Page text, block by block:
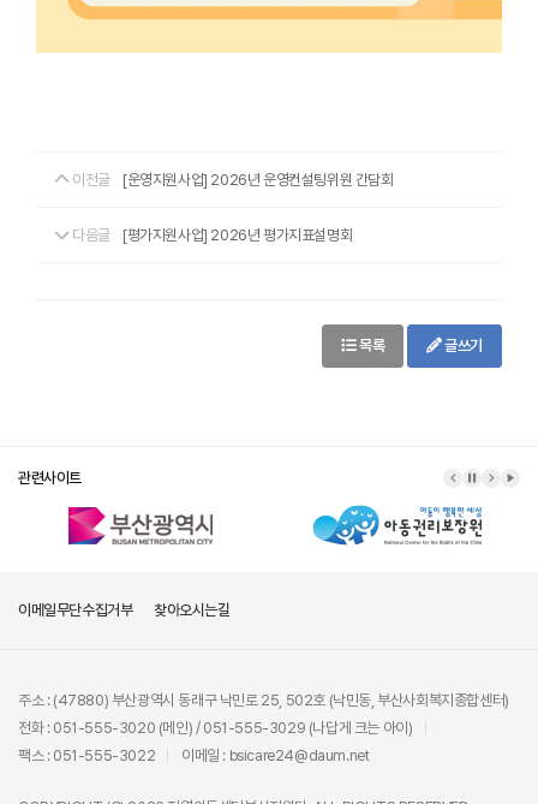
이전글 [운영지원사업] 2026년 운영컨설팅위원 간담회
다음글 [평가지원사업] 2026년 평가지표설명회
목록 글쓰기
관련사이트
이메일무단수집거부 찾아오시는길
주소 : (47880) 부산광역시 동래구 낙민로 25, 502호 (낙민동, 부산사회복지종합센터)
전화 : 051-555-3020 (메인) / 051-555-3029 (나답게 크는 아이)
팩스 : 051-555-3022
이메일 : bsicare24@daum.net